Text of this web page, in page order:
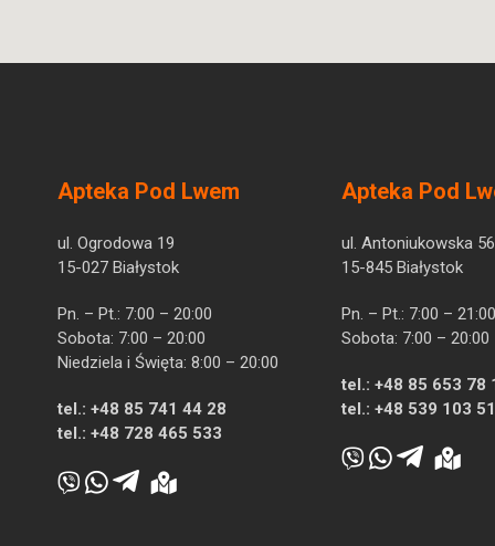
Apteka Pod Lwem
ul. Ogrodowa 19
15-027 Białystok
Pn. – Pt.: 7:00 – 20:00
Sobota: 7:00 – 20:00
Niedziela i Święta: 8:00 – 20:00
tel.: +48 85 741 44 28
tel.: +48 728 465 533
Apteka Pod
ul. Antoniukowska 56
15-845 Białystok
Pn. – Pt.: 7:00 – 21:00
Sobota: 7:00 – 20:00
tel.: +48 85 653 78
tel.: +48 539 103